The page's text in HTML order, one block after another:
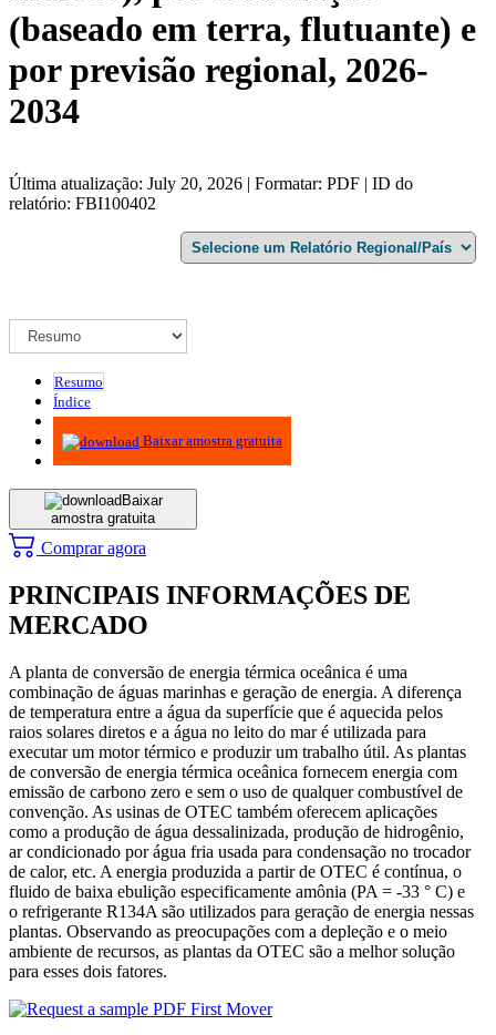
(baseado em terra, flutuante) e
por previsão regional, 2026-
2034
Última atualização: July 20, 2026 | Formatar: PDF | ID do
relatório: FBI100402
Resumo
Índice
Metodologia
Baixar amostra gratuita
Baixar
amostra gratuita
Comprar agora
PRINCIPAIS INFORMAÇÕES DE
MERCADO
A planta de conversão de energia térmica oceânica é uma
combinação de águas marinhas e geração de energia. A diferença
de temperatura entre a água da superfície que é aquecida pelos
raios solares diretos e a água no leito do mar é utilizada para
executar um motor térmico e produzir um trabalho útil. As plantas
de conversão de energia térmica oceânica fornecem energia com
emissão de carbono zero e sem o uso de qualquer combustível de
convenção. As usinas de OTEC também oferecem aplicações
como a produção de água dessalinizada, produção de hidrogênio,
ar condicionado por água fria usada para condensação no trocador
de calor, etc. A energia produzida a partir de OTEC é contínua, o
fluido de baixa ebulição especificamente amônia (PA = -33 ° C) e
o refrigerante R134A são utilizados para geração de energia nessas
plantas. Observando as preocupações com a depleção e o meio
ambiente de recursos, as plantas da OTEC são a melhor solução
para esses dois fatores.